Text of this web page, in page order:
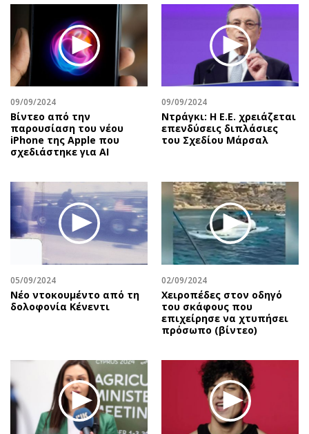
Οικονομία
Real Estate
Επιχειρήσεις
Αγορές
Money Review
AstroBank Properties
Trends
Ενέργεια
Περιβάλλον
Ελλάδα
Κόσμος
Παράξενα
Πολιτισμός
Σινεμά
Θέατρο-Χορός
Χειρόγραφα
Πολιτική
Οικονομία
Αναδρομές
Πρόσωπα
Περιβάλλον
Good Life
Γυναίκα
Ταξίδια
Συνταγές
Έξοδος
Media
Εκπομπές
Wine routes
Podcasts
Uncut
Προσωπικότητες στην ''Κ''
Επιστολές
09/09/2024
Bίντεο από την
παρουσίαση του νέου
iPhone της Apple που
σχεδιάστηκε για AI
09/09/2024
Ντράγκι: Η Ε.Ε. χρειάζεται
επενδύσεις διπλάσιες
του Σχεδίου Μάρσαλ
05/09/2024
Nέο ντοκουμέντο από τη
δολοφονία Κένεντι
02/09/2024
Χειροπέδες στον οδηγό
του σκάφους που
επιχείρησε να χτυπήσει
πρόσωπο (βίντεο)